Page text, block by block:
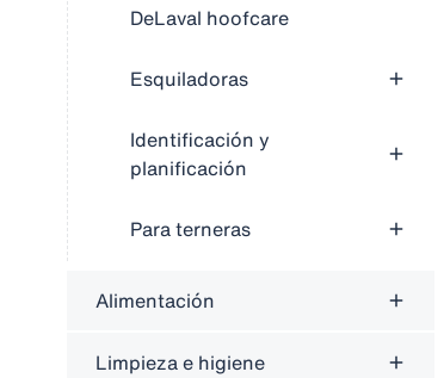
DeLaval hoofcare
Esquiladoras
Identificación y
planificación
Para terneras
Alimentación
Limpieza e higiene